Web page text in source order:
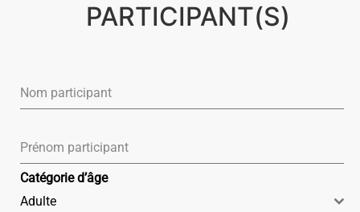
PARTICIPANT(S)
Nom participant
Prénom participant
Catégorie d’âge
Adulte